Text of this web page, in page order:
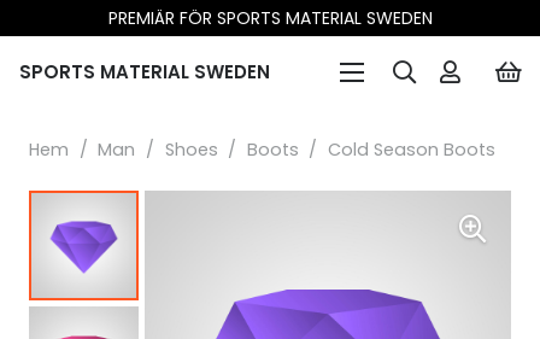
PREMIÄR FÖR SPORTS MATERIAL SWEDEN
SPORTS MATERIAL SWEDEN
Hem / Man / Shoes / Boots / Cold Season Boots